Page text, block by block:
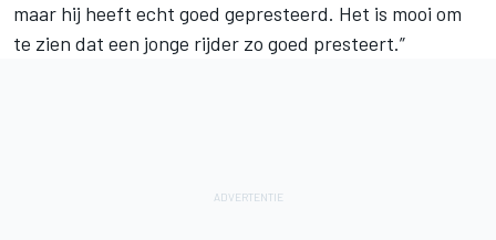
maar hij heeft echt goed gepresteerd. Het is mooi om
te zien dat een jonge rijder zo goed presteert.”